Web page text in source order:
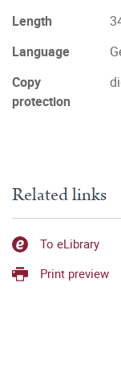
Length
Language
Copy
protection
Related links
To eLibrary
Print preview